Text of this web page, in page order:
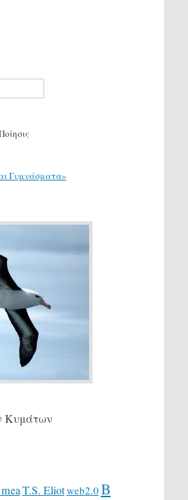
Γυμνάσματα»
Κυμάτων
T.S. Eliotweb2.0 Β